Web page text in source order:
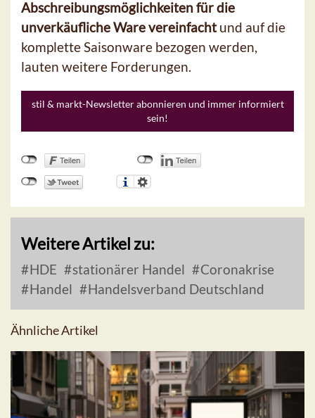
Abschreibungsmöglichkeiten für die
unverkäufliche Warevereinfachtund auf die
komplette Saisonware bezogen werden,
lauten weitere Forderungen.
stil & markt-Newsletter abonnieren und immer informiert
sein!
Weitere Artikel zu:
HDE stationärer Handel
Coronakrise
Handel
Handelsverband Deutschland
Ähnliche Artikel